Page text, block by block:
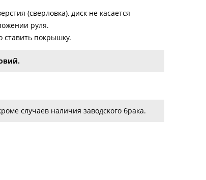
(сверловка), диск не касается
руля.
ставить покрышку.
случаев наличия заводского брака.